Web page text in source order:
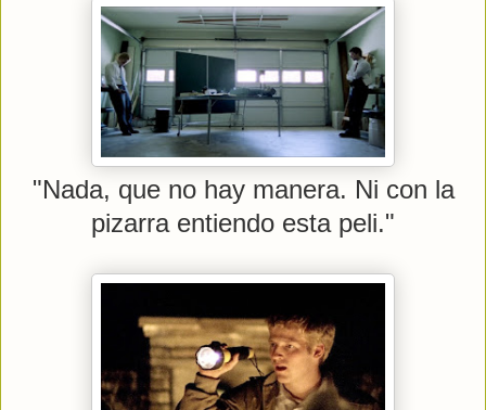
"Nada, que no hay manera. Ni con la
pizarra entiendo esta peli."